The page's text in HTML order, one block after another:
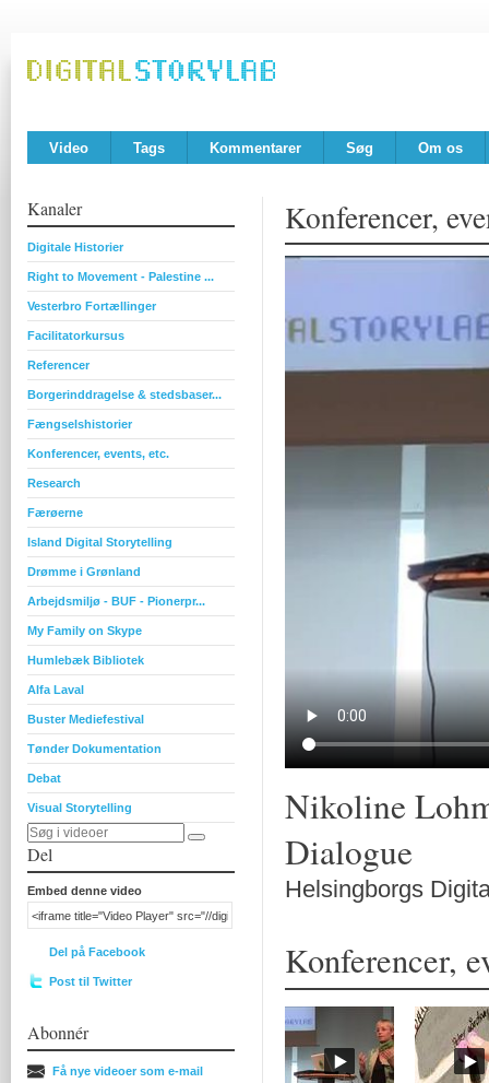
Video Tags Kommentarer Søg Om os
Kanaler
Digitale Historier
Right to Movement - Palestine ...
Vesterbro Fortællinger
Facilitatorkursus
Referencer
Borgerinddragelse & stedsbaser...
Fængselshistorier
Konferencer, events, etc.
Research
Færøerne
Island Digital Storytelling
Drømme i Grønland
Arbejdsmiljø - BUF - Pionerpr...
My Family on Skype
Humlebæk Bibliotek
Alfa Laval
Buster Mediefestival
Tønder Dokumentation
Debat
Visual Storytelling
Del
Embed denne video
Del på Facebook
Post til Twitter
Abonnér
Få nye videoer som e-mail
Konferencer,
Nikoline
Dialogue
Helsingborgs
Konferencer,